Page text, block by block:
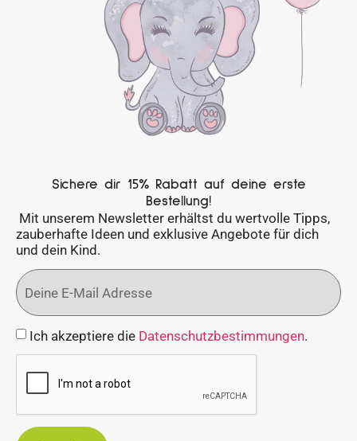
Sichere dir 15% Rabatt auf deine erste
Bestellung!
Mit unserem Newsletter erhältst du wertvolle Tipps,
zauberhafte Ideen und exklusive Angebote für dich
und dein Kind.
Ich akzeptiere die Datenschutzbestimmungen.